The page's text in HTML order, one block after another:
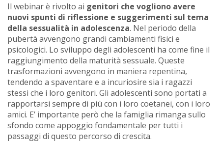
Il webinar è rivolto ai genitori che vogliono avere
nuovi spunti di riflessione e suggerimenti sul tema
della sessualità in adolescenza. Nel periodo della
pubertà avvengono grandi cambiamenti fisici e
psicologici. Lo sviluppo degli adolescenti ha come fine il
raggiungimento della maturità sessuale. Queste
trasformazioni avvengono in maniera repentina,
tendendo a spaventare e a incuriosire sia i ragazzi
stessi che i loro genitori. Gli adolescenti sono portati a
rapportarsi sempre di più con i loro coetanei, con i loro
amici. E’ importante però che la famiglia rimanga sullo
sfondo come appoggio fondamentale per tutti i
passaggi di questo percorso di crescita.